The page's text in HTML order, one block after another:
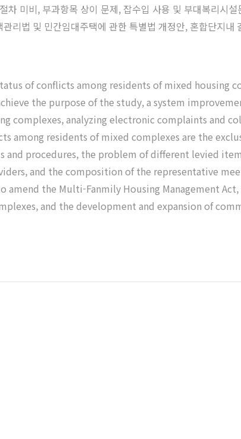
차 미비, 부과항목 상이 문제, 잡수입 사용 및 부대복리시
리법 및 민간임대주택에 관한 특별법 개정안, 혼합단지
of conflicts among residents of mixed housing
the purpose of the study, a system
complexes, analyzing electronic complaints and
among residents of mixed complexes are the
procedures, the problem of different levied
and the composition of the representative
the Multi-Fanmily Housing Management
and the development and expansion of